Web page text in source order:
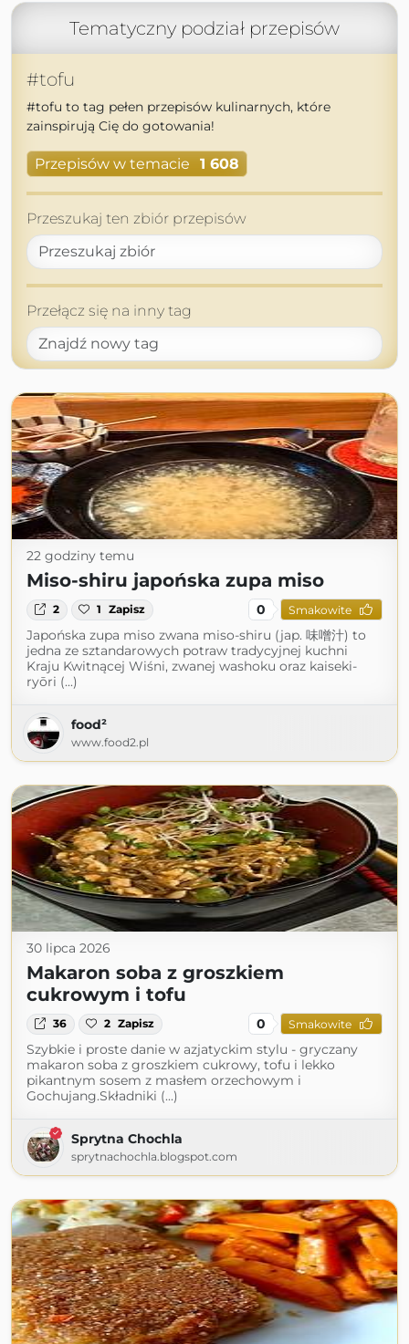
Tematyczny podział przepisów
#tofu
#tofu to tag pełen przepisów kulinarnych, które
zainspirują Cię do gotowania!
Przepisów w temacie 1 608
Przeszukaj ten zbiór przepisów
Przełącz się na inny tag
22 godziny temu
Miso-shiru japońska zupa miso
2 1 Zapisz 0 Smakowite
Japońska zupa miso zwana miso-shiru (jap. 味噌汁) to
jedna ze sztandarowych potraw tradycyjnej kuchni
Kraju Kwitnącej Wiśni, zwanej washoku oraz kaiseki-
ryōri (...)
food²
www.food2.pl
30 lipca 2026
Makaron soba z groszkiem
cukrowym i tofu
36 2 Zapisz 0 Smakowite
Szybkie i proste danie w azjatyckim stylu - gryczany
makaron soba z groszkiem cukrowy, tofu i lekko
pikantnym sosem z masłem orzechowym i
Gochujang.Składniki (...)
Sprytna Chochla
sprytnachochla.blogspot.com